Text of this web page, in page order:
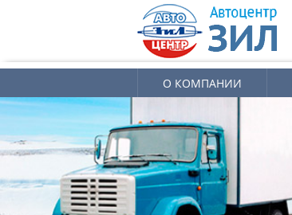
О КОМПАНИИ